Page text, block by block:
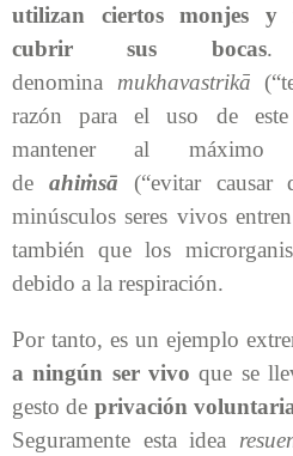
utilizan ciertos monjes y
cubrir sus bocas.
denomina mukhavastrikā
razón para el uso de este
mantener al
de ahiṁsā (“evitar causar
minúsculos seres vivos
también que los
debido a la respiración.
Por tanto, es un ejemplo
a ningún ser vivoque se
gesto de privación
Seguramente esta idea